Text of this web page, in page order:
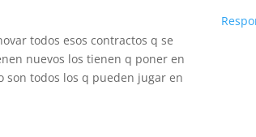
todos esos contractos q se
nuevos los tienen q poner en
son todos los q pueden jugar en